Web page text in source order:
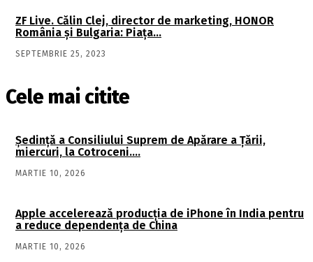
ZF Live. Călin Clej, director de marketing, HONOR
România şi Bulgaria: Piaţa…
SEPTEMBRIE 25, 2023
Cele mai citite
Şedinţă a Consiliului Suprem de Apărare a Ţării,
miercuri, la Cotroceni….
MARTIE 10, 2026
Apple accelerează producția de iPhone în India pentru
a reduce dependența de China
MARTIE 10, 2026